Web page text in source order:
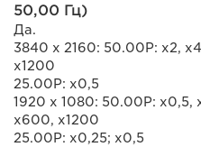
50,00 Гц)
Да.
3840 x 2160: 50.00P: x2,
x1200
25.00P: x0,5
1920 x 1080: 50.00P: x0,5,
x600, x1200
25.00P: x0,25; x0,5